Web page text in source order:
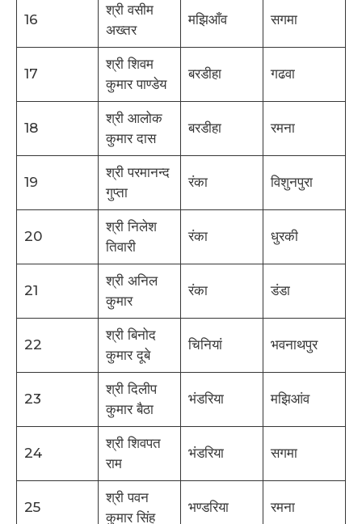
16
श्री वसीम
अख्तर
मझिआँव सगमा
17
श्री शिवम
कुमार पाण्डेय
बरडीहा गढवा
18
श्री आलोक
कुमार दास
बरडीहा रमना
19
श्री परमानन्द
गुप्ता
रंका विशुनपुरा
20
श्री निलेश
तिवारी
रंका धुरकी
21
श्री अनिल
कुमार
रंका डंडा
22
श्री बिनोद
कुमार दूबे
चिनियां भवनाथपुर
23
श्री दिलीप
कुमार बैठा
भंडरिया मझिआंव
24
श्री शिवपत
राम
भंडरिया सगमा
25
श्री पवन
कुमार सिंह
भण्डरिया रमना